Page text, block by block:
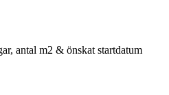
antal m2 & önskat startdatum